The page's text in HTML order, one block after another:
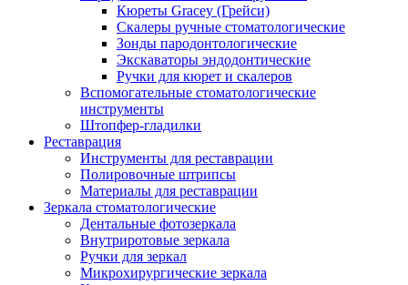
Кюреты Gracey (Грейси)
Скалеры ручные стоматологические
Зонды пародонтологические
Экскаваторы эндодонтические
Ручки для кюрет и скалеров
Вспомогательные стоматологические
инструменты
Штопфер-гладилки
Реставрация
Инструменты для реставрации
Полировочные штрипсы
Материалы для реставрации
Зеркала стоматологические
Дентальные фотозеркала
Внутриротовые зеркала
Ручки для зеркал
Микрохирургические зеркала